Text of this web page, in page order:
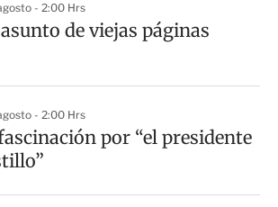
- 2:00 Hrs
de viejas páginas
- 2:00 Hrs
por “el presidente